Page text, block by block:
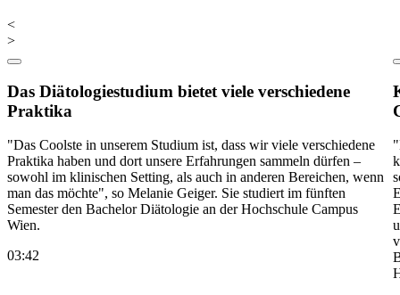
<
>
Das Diätologiestudium bietet viele verschiedene
Praktika
"Das Coolste in unserem Studium ist, dass wir viele verschiedene
Praktika haben und dort unsere Erfahrungen sammeln dürfen –
sowohl im klinischen Setting, als auch in anderen Bereichen, wenn
man das möchte", so Melanie Geiger. Sie studiert im fünften
Semester den Bachelor Diätologie an der Hochschule Campus
Wien.
03:42